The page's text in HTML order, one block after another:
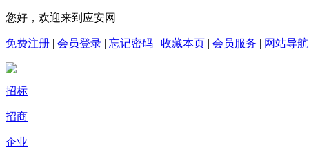
您好，欢迎来到应安网
免费注册 | 会员登录 | 忘记密码 | 收藏本页 | 会员服务 | 网站导航
招标
招商
企业